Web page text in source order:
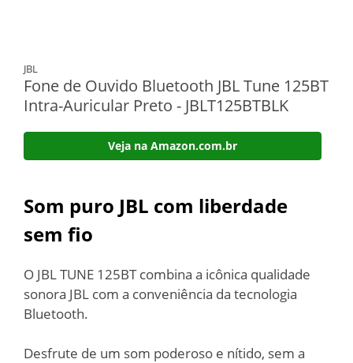
JBL
Fone de Ouvido Bluetooth JBL Tune 125BT
Intra-Auricular Preto - JBLT125BTBLK
Veja na Amazon.com.br
Som puro JBL com liberdade
sem fio
O JBL TUNE 125BT combina a icônica qualidade
sonora JBL com a conveniência da tecnologia
Bluetooth.
Desfrute de um som poderoso e nítido, sem a